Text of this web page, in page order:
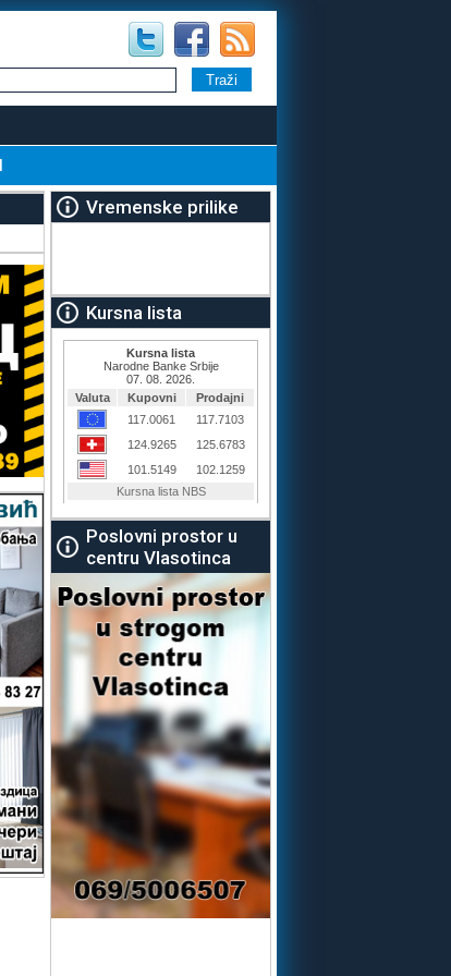
Vremenske prilike
Kursna lista
Poslovni prostor u
centru Vlasotinca